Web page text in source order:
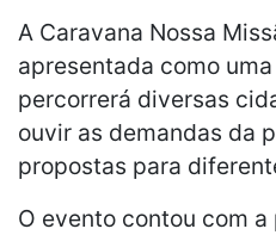
A Caravana Nossa
apresentada como
percorrerá diversas
ouvir as demandas da
propostas para
O evento contou com